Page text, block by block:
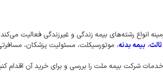
انواع رشته‌های بیمه زندگی و غیرزندگی فعالیت
، بیمه بدنه، موتورسیکلت، مسئولیت پزشکان،
شرکت بیمه ملت را بررسی و برای خرید آن اقدام